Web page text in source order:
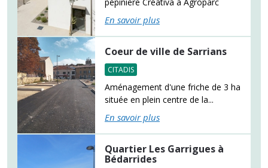
En savoir plus
Coeur de ville de Sarrians
CITADIS
Aménagement d'une friche de 3 ha
située en plein centre de la...
En savoir plus
Quartier Les Garrigues à
Bédarrides